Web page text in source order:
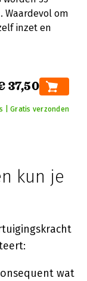
Waardevol om
inzet en
37,50
| Gratis verzonden
kun je
wat